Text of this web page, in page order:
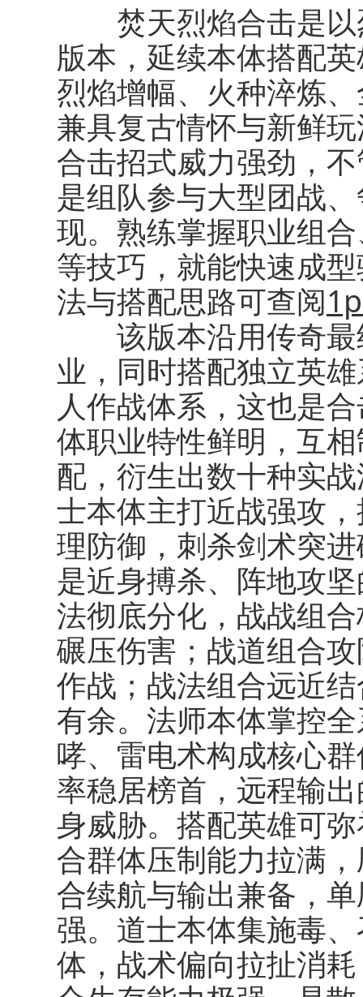
焚天烈焰合击是以
版本，延续本体搭配
烈焰增幅、火种淬炼
兼具复古情怀与新鲜
合击招式威力强劲，
是组队参与大型团战
现。熟练掌握职业组
等技巧，就能快速成
法与搭配思路可查阅
该版本沿用传奇最
业，同时搭配独立英
人作战体系，这也是
体职业特性鲜明，互
配，衍生出数十种实
士本体主打近战强攻
理防御，刺杀剑术突
是近身搏杀、阵地攻
法彻底分化，战战组
碾压伤害；战道组合
作战；战法组合远近
有余。法师本体掌控
哮、雷电术构成核心
率稳居榜首，远程输
身威胁。搭配英雄可
合群体压制能力拉满
合续航与输出兼备，
强。道士本体集施毒
体，战术偏向拉扯消